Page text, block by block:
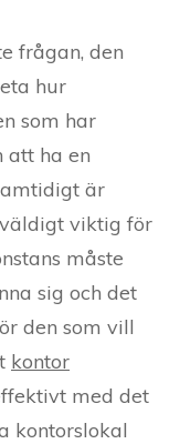
frågan, den
hur
som har
att ha en
är
viktig för
måste
sig och det
den som vill
kontor
med det
kontorslokal